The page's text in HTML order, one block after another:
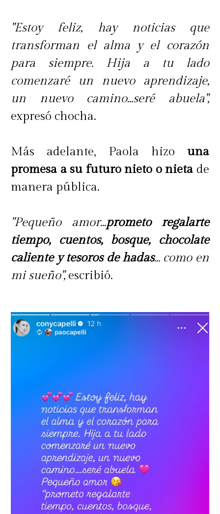
"Estoy feliz, hay noticias que
transforman el alma y el corazón
para siempre. Hija a tu lado
comenzaré un nuevo aprendizaje,
un nuevo camino...seré abuela",
expresó chocha.
Más adelante, Paola hizo una
promesa a su futuro nieto o nietade
manera pública.
"Pequeño amor...prometo regalarte
tiempo, cuentos, bosque, chocolate
caliente y tesoros de hadas... como en
mi sueño",escribió.